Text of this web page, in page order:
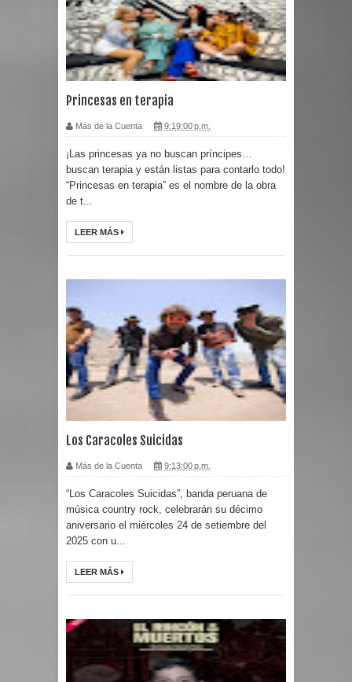
Princesas en terapia
Más de la Cuenta 9:19:00 p.m.
¡Las princesas ya no buscan príncipes…
buscan terapia y están listas para contarlo todo!
“Princesas en terapia” es el nombre de la obra
de t...
LEER MÁS
Los Caracoles Suicidas
Más de la Cuenta 9:13:00 p.m.
“Los Caracoles Suicidas”, banda peruana de
música country rock, celebrarán su décimo
aniversario el miércoles 24 de setiembre del
2025 con u...
LEER MÁS